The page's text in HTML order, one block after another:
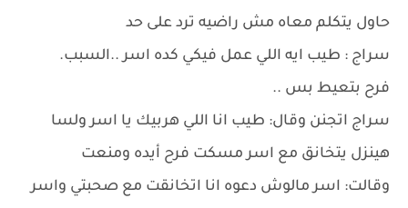
حاول يتكلم معاه مش راضيه ترد على حد
سراج : طيب ايه اللي عمل فيكي كده اسر ..السبب.
فرح بتعيط بس ..
سراج اتجنن وقال: طيب انا اللي هربيك يا اسر ولسا
هينزل يتخانق مع اسر مسكت فرح أيده ومنعت
وقالت: اسر مالوش دعوه انا اتخانقت مع صحبتي واسر